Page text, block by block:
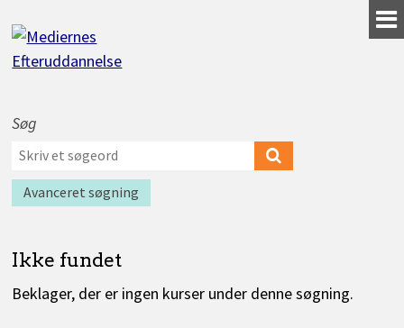
til
indhold
Søg
efter
kurser
Værktøjer
til
Søg
Søg
kurser
Avanceret søgning
Ikke fundet
Beklager, der er ingen kurser under denne søgning.